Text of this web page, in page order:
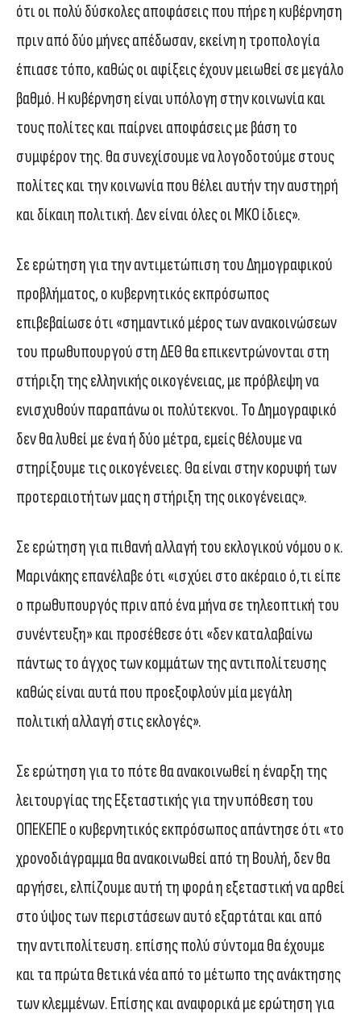
ότι οι πολύ δύσκολες αποφάσεις που πήρε η κυβέρνηση
πριν από δύο μήνες απέδωσαν, εκείνη η τροπολογία
έπιασε τόπο, καθώς οι αφίξεις έχουν μειωθεί σε μεγάλο
βαθμό. Η κυβέρνηση είναι υπόλογη στην κοινωνία και
τους πολίτες και παίρνει αποφάσεις με βάση το
συμφέρον της. θα συνεχίσουμε να λογοδοτούμε στους
πολίτες και την κοινωνία που θέλει αυτήν την αυστηρή
και δίκαιη πολιτική. Δεν είναι όλες οι ΜΚΟ ίδιες».
Σε ερώτηση για την αντιμετώπιση του Δημογραφικού
προβλήματος, ο κυβερνητικός εκπρόσωπος
επιβεβαίωσε ότι «σημαντικό μέρος των ανακοινώσεων
του πρωθυπουργού στη ΔΕΘ θα επικεντρώνονται στη
στήριξη της ελληνικής οικογένειας, με πρόβλεψη να
ενισχυθούν παραπάνω οι πολύτεκνοι. Το Δημογραφικό
δεν θα λυθεί με ένα ή δύο μέτρα, εμείς θέλουμε να
στηρίξουμε τις οικογένειες. Θα είναι στην κορυφή των
προτεραιοτήτων μας η στήριξη της οικογένειας».
Σε ερώτηση για πιθανή αλλαγή του εκλογικού νόμου ο κ.
Μαρινάκης επανέλαβε ότι «ισχύει στο ακέραιο ό,τι είπε
ο πρωθυπουργός πριν από ένα μήνα σε τηλεοπτική του
συνέντευξη» και προσέθεσε ότι «δεν καταλαβαίνω
πάντως το άγχος των κομμάτων της αντιπολίτευσης
καθώς είναι αυτά που προεξοφλούν μία μεγάλη
πολιτική αλλαγή στις εκλογές».
Σε ερώτηση για το πότε θα ανακοινωθεί η έναρξη της
λειτουργίας της Εξεταστικής για την υπόθεση του
ΟΠΕΚΕΠΕ ο κυβερνητικός εκπρόσωπος απάντησε ότι «το
χρονοδιάγραμμα θα ανακοινωθεί από τη Βουλή, δεν θα
αργήσει, ελπίζουμε αυτή τη φορά η εξεταστική να αρθεί
στο ύψος των περιστάσεων αυτό εξαρτάται και από
την αντιπολίτευση. επίσης πολύ σύντομα θα έχουμε
και τα πρώτα θετικά νέα από το μέτωπο της ανάκτησης
των κλεμμένων. Επίσης και αναφορικά με ερώτηση για